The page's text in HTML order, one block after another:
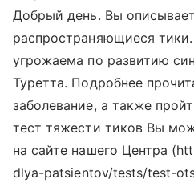
Добрый день. Вы
распространяющиеся
угрожаема по развитию
Туретта. Подробнее
заболевание, а также
тест тяжести тиков Вы
на сайте нашего Центра
dlya-patsientov/tests/test-